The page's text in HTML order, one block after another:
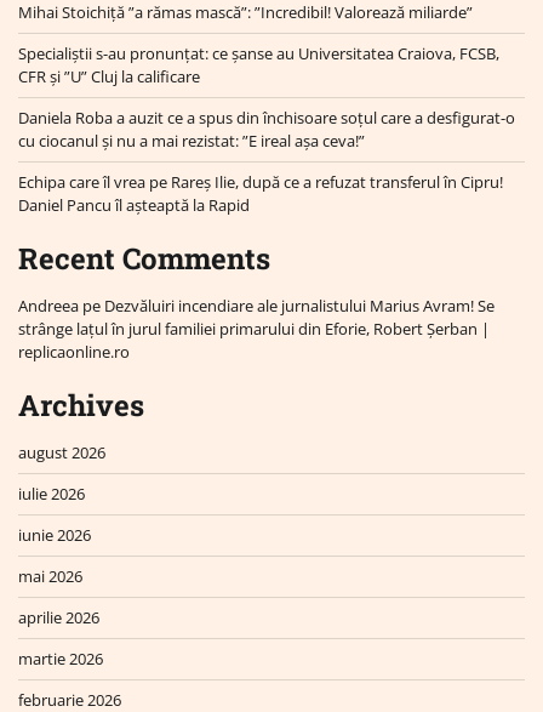
Mihai Stoichiță ”a rămas mască”: ”Incredibil! Valorează miliarde”
Specialiștii s-au pronunțat: ce șanse au Universitatea Craiova, FCSB,
CFR și ”U” Cluj la calificare
Daniela Roba a auzit ce a spus din închisoare soțul care a desfigurat-o
cu ciocanul și nu a mai rezistat: ”E ireal așa ceva!”
Echipa care îl vrea pe Rareș Ilie, după ce a refuzat transferul în Cipru!
Daniel Pancu îl așteaptă la Rapid
Recent Comments
Andreea pe Dezvăluiri incendiare ale jurnalistului Marius Avram! Se
strânge lațul în jurul familiei primarului din Eforie, Robert Șerban |
replicaonline.ro
Archives
august 2026
iulie 2026
iunie 2026
mai 2026
aprilie 2026
martie 2026
februarie 2026